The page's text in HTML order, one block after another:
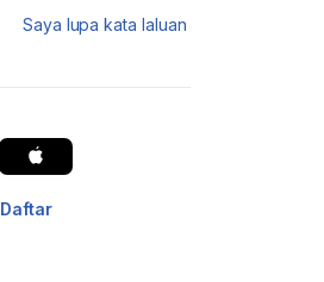
Saya lupa kata laluan
Daftar